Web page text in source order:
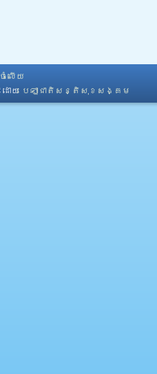
លើយ
ោយ​ បេឡាជាតិសន្តិសុខសង្គម